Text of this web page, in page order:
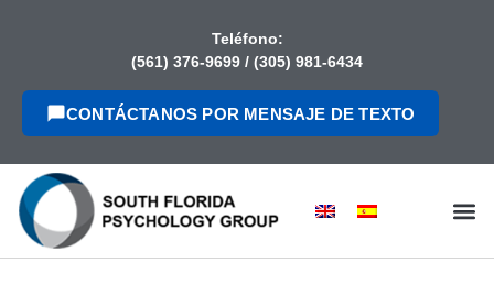
Teléfono:
(561) 376-9699 / (305) 981-6434
CONTÁCTANOS POR MENSAJE DE TEXTO